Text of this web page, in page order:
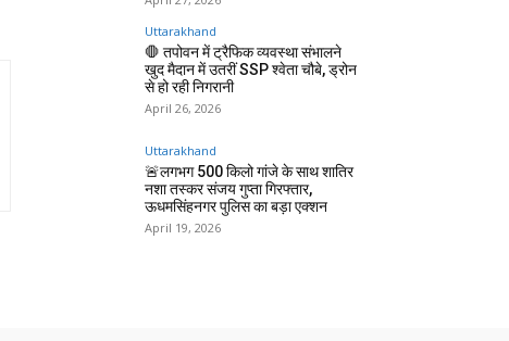
Uttarakhand
🛑 तपोवन में ट्रैफिक व्यवस्था संभालने
खुद मैदान में उतरीं SSP श्वेता चौबे, ड्रोन
से हो रही निगरानी
April 26, 2026
Uttarakhand
🚨लगभग 500 किलो गांजे के साथ शातिर
नशा तस्कर संजय गुप्ता गिरफ्तार,
ऊधमसिंहनगर पुलिस का बड़ा एक्शन
April 19, 2026